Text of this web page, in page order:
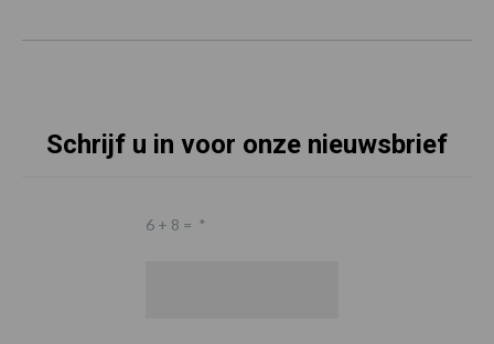
Schrijf u in voor onze nieuwsbrief
6 + 8 = *